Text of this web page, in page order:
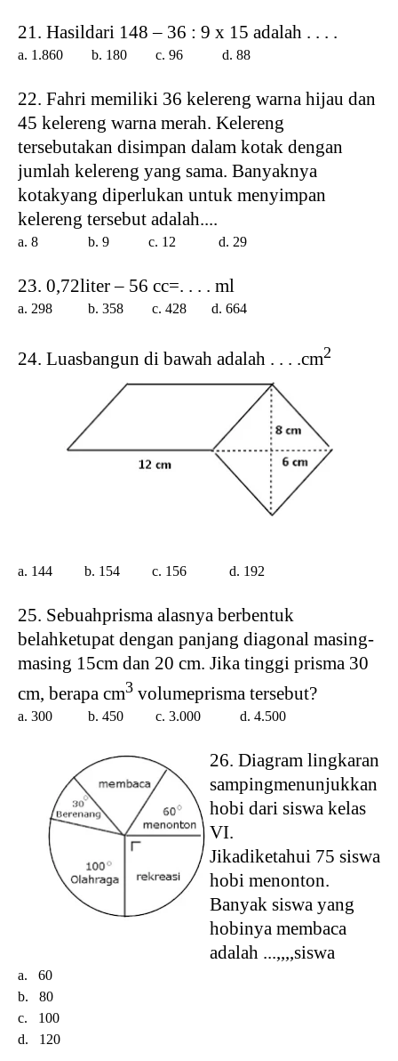
21. Hasildari 148 – 36 : 9 x 15 adalah . . . .
a. 1.860 b. 180 c. 96 d. 88
22. Fahri memiliki 36 kelereng warna hijau dan
45 kelereng warna merah. Kelereng
tersebutakan disimpan dalam kotak dengan
jumlah kelereng yang sama. Banyaknya
kotakyang diperlukan untuk menyimpan
kelereng tersebut adalah....
a. 8 b. 9 c. 12 d. 29
23. 0,72liter – 56 cc=. . . . ml
a. 298 b. 358 c. 428 d. 664
24. Luasbangun di bawah adalah . . . .cm2
a. 144 b. 154 c. 156 d. 192
25. Sebuahprisma alasnya berbentuk
belahketupat dengan panjang diagonal masing-
masing 15cm dan 20 cm. Jika tinggi prisma 30
cm, berapa cm3 volumeprisma tersebut?
a. 300 b. 450 c. 3.000 d. 4.500
26. Diagram lingkaran
sampingmenunjukkan
hobi dari siswa kelas
VI.
Jikadiketahui 75 siswa
hobi menonton.
Banyak siswa yang
hobinya membaca
adalah ...,,,,siswa
a. 60
b. 80
c. 100
d. 120